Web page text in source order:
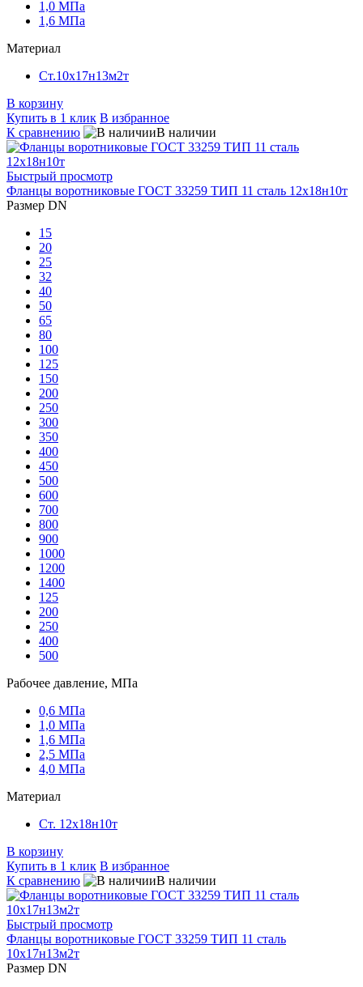
1,0 МПа
1,6 МПа
Материал
Ст.10х17н13м2т
В корзину
Купить в 1 клик В избранное
К сравнению
В наличии
Быстрый просмотр
Фланцы воротниковые ГОСТ 33259 ТИП 11 сталь 12х18н10т
Размер DN
15
20
25
32
40
50
65
80
100
125
150
200
250
300
350
400
450
500
600
700
800
900
1000
1200
1400
125
200
250
400
500
Рабочее давление, МПа
0,6 МПа
1,0 МПа
1,6 МПа
2,5 МПа
4,0 МПа
Материал
Ст. 12х18н10т
В корзину
Купить в 1 клик В избранное
К сравнению
В наличии
Быстрый просмотр
Фланцы воротниковые ГОСТ 33259 ТИП 11 сталь
10х17н13м2т
Размер DN